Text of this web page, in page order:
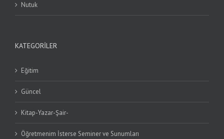
Nutuk
KATEGORILER
Eğitim
Güncel
Kitap-Yazar-Şair-
Öğretmenim İsterse Seminer ve Sunumları